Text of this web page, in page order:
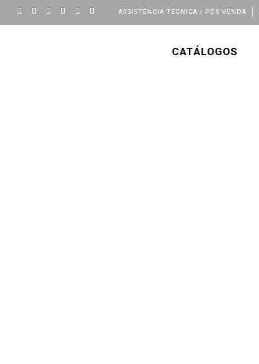
ASSISTÊNCIA TÉCNICA / PÓS-VENDA
CATÁLOGOS